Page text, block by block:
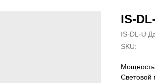
IS-
IS-DL-U
SKU:
Световой